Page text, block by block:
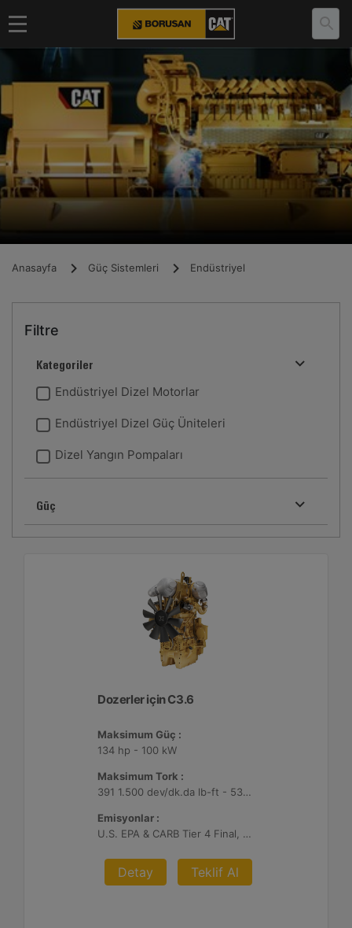
Anasayfa Güç Sistemleri Endüstriyel
Filtre
Kategoriler
Endüstriyel Dizel Motorlar
Endüstriyel Dizel Güç Üniteleri
Dizel Yangın Pompaları
Güç
Dozerler için C3.6
Maksimum Güç :
134 hp - 100 kW
Maksimum Tork :
391 1.500 dev/dk.da lb-ft - 530 1.500 dev/dk.da Nm
Emisyonlar :
U.S. EPA & CARB Tier 4 Final, EU Stage V
Detay Teklif Al